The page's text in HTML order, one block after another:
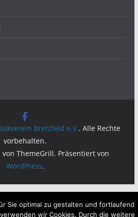
Bretzfeld e.V.. Alle Rechte
vorbehalten.
von ThemeGrill. Präsentiert von
WordPress.
Sie optimal zu gestalten und fortlaufend
wir Cookies. Durch die weitere